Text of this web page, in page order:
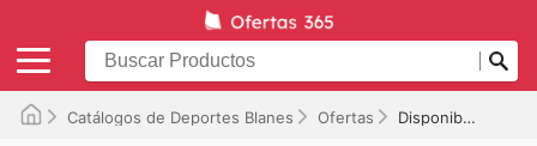
Catálogos de Deportes Blanes Ofertas Disponible hasta el 06/06/2026